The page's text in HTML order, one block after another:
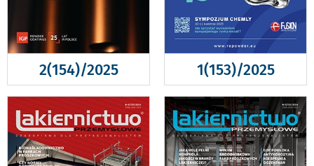
2(154)/2025 1(153)/2025